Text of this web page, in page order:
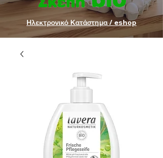
Ηλεκτρονικό Κατάστημα / eshop